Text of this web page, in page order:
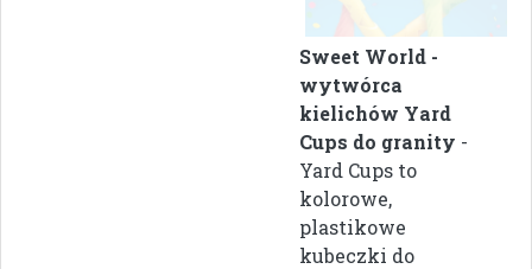
Sweet World -
wytwórca
kielichów Yard
Cups do granity -
Yard Cups to
kolorowe,
plastikowe
kubeczki do